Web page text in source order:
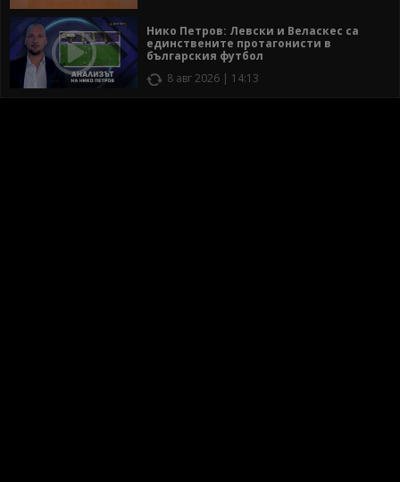
Нико Петров: Левски и Веласкес са
единствените протагонисти в
българския футбол
8 авг 2026 | 14:13